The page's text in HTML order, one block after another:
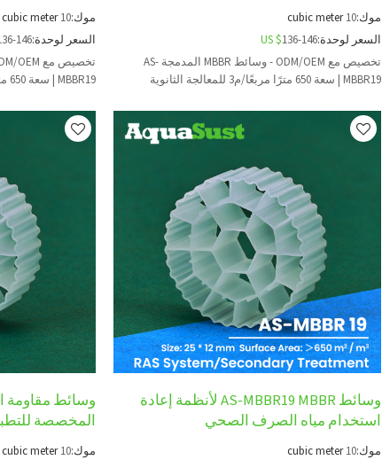
موك:10
cubic meter
السعر لوحدة:
US $136-146
تخصيص مع ODM/OEM - وسائط MBBR المدمجة AS-
MBBR19 | سعة 650 مترًا مربعًا/م3 للمعالجة الثانوية
موك:10
cubic meter
السعر لوحدة:146
MBBR19 | سعة 650 مترًا مربعًا/م3 للمعالجة الثانوية
وسائط AS-MBBR19 MBBR لأنظمة إعادة
استخدام مياه الصرف الصحي
موك:10
cubic meter
المخصصة
موك:10
cubic meter